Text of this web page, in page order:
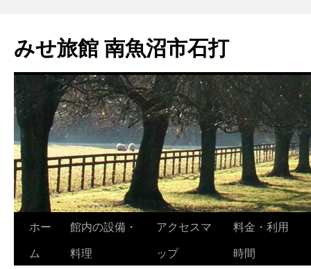
テ
ン
ス
キ
ッ
プ
みせ旅館 南魚沼市石打
ホー
ム
館内の設備・
料理
アクセスマ
ップ
料金・利用
時間